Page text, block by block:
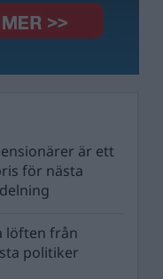
är ett
för nästa
löften från
politiker